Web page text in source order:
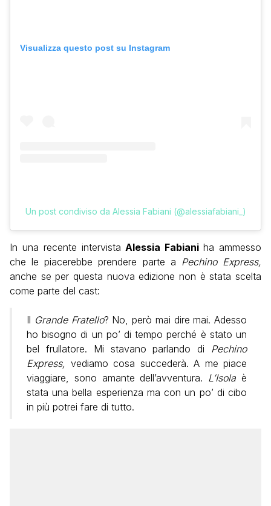
Visualizza questo post su Instagram
Un post condiviso da Alessia Fabiani (@alessiafabiani_)
In una recente intervistaAlessia Fabianiha ammesso
che le piacerebbe prendere parte a Pechino Express,
anche se per questa nuova edizione non è stata scelta
come parte del cast:
Il Grande Fratello? No, però mai dire mai. Adesso
ho bisogno di un po’ di tempo perché è stato un
bel frullatore. Mi stavano parlando di Pechino
Express, vediamo cosa succederà. A me piace
viaggiare, sono amante dell’avventura. L’Isola è
stata una bella esperienza ma con un po’ di cibo
in più potrei fare di tutto.